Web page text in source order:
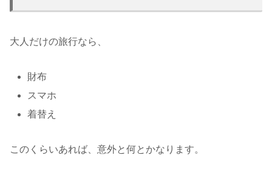
大人だけの旅行なら、
財布
スマホ
着替え
このくらいあれば、意外と何とかなります。